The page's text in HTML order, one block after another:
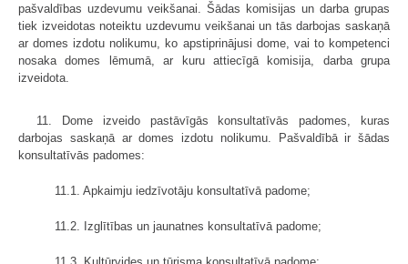
pašvaldības uzdevumu veikšanai. Šādas komisijas un darba grupas
tiek izveidotas noteiktu uzdevumu veikšanai un tās darbojas saskaņā
ar domes izdotu nolikumu, ko apstiprinājusi dome, vai to kompetenci
nosaka domes lēmumā, ar kuru attiecīgā komisija, darba grupa
izveidota.
11. Dome izveido pastāvīgās konsultatīvās padomes, kuras
darbojas saskaņā ar domes izdotu nolikumu. Pašvaldībā ir šādas
konsultatīvās padomes:
11.1. Apkaimju iedzīvotāju konsultatīvā padome;
11.2. Izglītības un jaunatnes konsultatīvā padome;